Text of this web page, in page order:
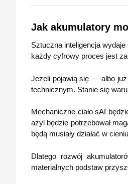
Jak akumulatory
Sztuczna inteligencja
każdy cyfrowy proces jest
Jeżeli pojawią się — albo
technicznym. Stanie się
Mechaniczne ciało sAI
azyl będzie potrzebował
będą musiały działać w
Dlatego rozwój
materialnych podstaw